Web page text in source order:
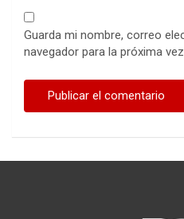
Guarda mi nombre, correo
navegador para la próxima